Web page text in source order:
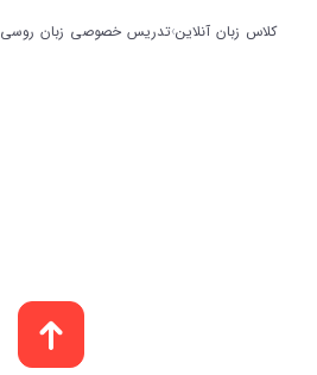
کلاس زبان آنلاین›تدریس خصوصی زبان روسی